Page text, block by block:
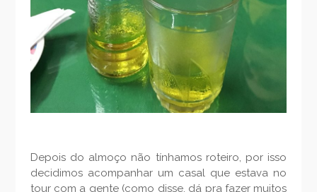
Depois do almoço não tínhamos roteiro, por isso
decidimos acompanhar um casal que estava no
tour com a gente (como disse, dá pra fazer muitos